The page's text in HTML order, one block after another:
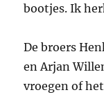
bootjes. Ik
De broers
en Arjan
vroegen of